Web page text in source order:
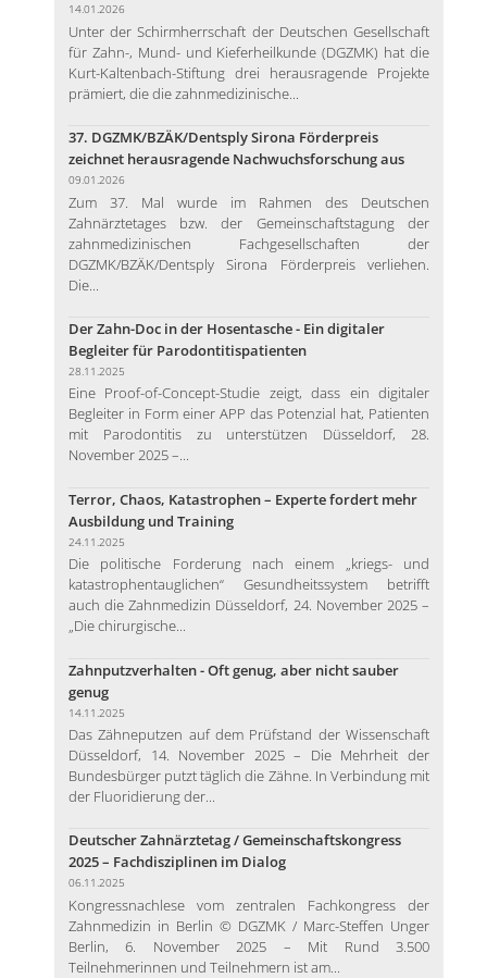
14.01.2026
Unter der Schirmherrschaft der Deutschen Gesellschaft
für Zahn-, Mund- und Kieferheilkunde (DGZMK) hat die
Kurt-Kaltenbach-Stiftung drei herausragende Projekte
prämiert, die die zahnmedizinische...
37. DGZMK/BZÄK/Dentsply Sirona Förderpreis
zeichnet herausragende Nachwuchsforschung aus
09.01.2026
Zum 37. Mal wurde im Rahmen des Deutschen
Zahnärztetages bzw. der Gemeinschaftstagung der
zahnmedizinischen Fachgesellschaften der
DGZMK/BZÄK/Dentsply Sirona Förderpreis verliehen.
Die...
Der Zahn-Doc in der Hosentasche - Ein digitaler
Begleiter für Parodontitispatienten
28.11.2025
Eine Proof-of-Concept-Studie zeigt, dass ein digitaler
Begleiter in Form einer APP das Potenzial hat, Patienten
mit Parodontitis zu unterstützen Düsseldorf, 28.
November 2025 –...
Terror, Chaos, Katastrophen – Experte fordert mehr
Ausbildung und Training
24.11.2025
Die politische Forderung nach einem „kriegs- und
katastrophentauglichen“ Gesundheitssystem betrifft
auch die Zahnmedizin Düsseldorf, 24. November 2025 –
„Die chirurgische...
Zahnputzverhalten - Oft genug, aber nicht sauber
genug
14.11.2025
Das Zähneputzen auf dem Prüfstand der Wissenschaft
Düsseldorf, 14. November 2025 – Die Mehrheit der
Bundesbürger putzt täglich die Zähne. In Verbindung mit
der Fluoridierung der...
Deutscher Zahnärztetag / Gemeinschaftskongress
2025 – Fachdisziplinen im Dialog
06.11.2025
Kongressnachlese vom zentralen Fachkongress der
Zahnmedizin in Berlin © DGZMK / Marc-Steffen Unger
Berlin, 6. November 2025 – Mit Rund 3.500
Teilnehmerinnen und Teilnehmern ist am...